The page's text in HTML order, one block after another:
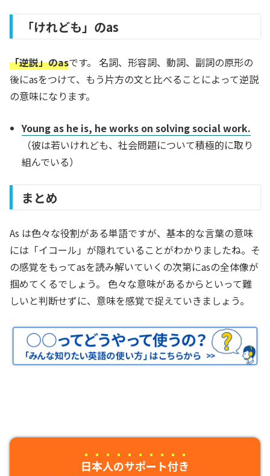
「けれども」のas
「逆説」のasです。 名詞、形容詞、動詞、副詞の原形の
後にasをつけて、もう片方の文と比べることによって逆説
の意味になります。
Young as he is, he works on solving social work.
（彼は若いけれども、社会問題について積極的に取り
組んでいる）
まとめ
As は色々な役割がある単語ですが、基本的な言葉の意味
には「イコール」が隠れていることがわかりましたね。そ
の感覚をもってasを読み解いていくの次第にasの全体像が
掴めてくるでしょう。 色々な意味があるからといって難
しいと判断せずに、意味を感覚で捉えていきましょう。
日本人のサポート付き